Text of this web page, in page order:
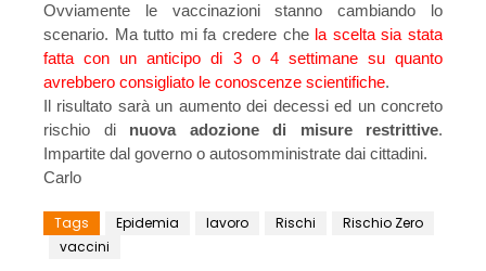
Ovviamente le vaccinazioni stanno cambiando lo
scenario. Ma tutto mi fa credere che la scelta sia stata
fatta con un anticipo di 3 o 4 settimane su quanto
avrebbero consigliato le conoscenze scientifiche.
Il risultato sarà un aumento dei decessi ed un concreto
rischio dinuova adozione di misure restrittive.
Impartite dal governo o autosomministrate dai cittadini.
Carlo
Tags Epidemia lavoro Rischi
Rischio Zero
vaccini